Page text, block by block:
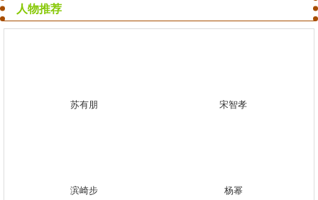
人物推荐
苏有朋 宋智孝
滨崎步 杨幂